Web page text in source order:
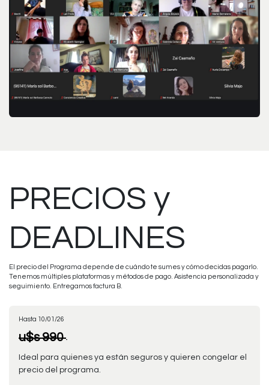
PRECIOS y
DEADLINES
El precio del Programa depende de cuándo te sumes y cómo decidas pagarlo.
Tenemos múltiples plataformas y métodos de pago. Asistencia personalizada y
seguimiento. Entregamos factura B.
Hasta 10/01/26
u$s 990
Ideal para quienes ya están seguros y quieren congelar el
precio del programa.